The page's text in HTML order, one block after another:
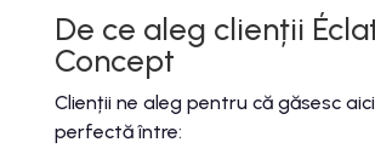
De ce aleg clienții
Concept
Clienții ne aleg pentru că găsesc
perfectă între: